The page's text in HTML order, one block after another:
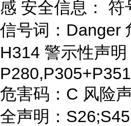
感 安全信息： 符
信号词：Danger
H314 警示性声明
危害码：C 风险
全声明：S26;S45